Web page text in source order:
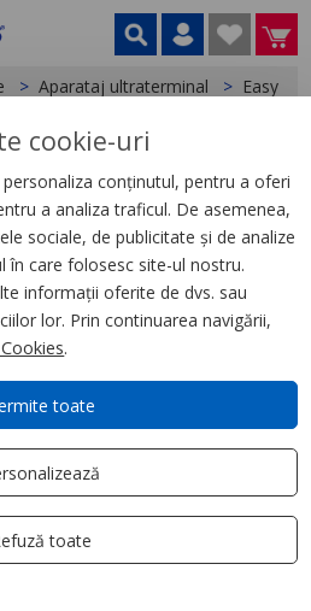
Aparataj ultraterminal Easy Styl
< Easy Styl
cap
cookie-uri
conținutul, pentru a oferi
a analiza traficul. De asemenea,
sociale, de publicitate și de analize
în care folosesc site-ul nostru.
informații oferite de dvs. sau
lor. Prin continuarea navigării,
.
toate
toate